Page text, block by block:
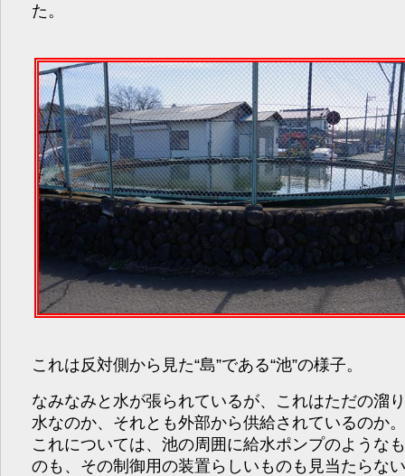
た。
これは反対側から見た“島”である“池”の様子。
なみなみと水が張られているが、これはただの溜
水なのか、それとも外部から供給されているのか
これについては、池の周囲に給水ポンプのような
のも、その制御用の装置らしいものも見当たらな